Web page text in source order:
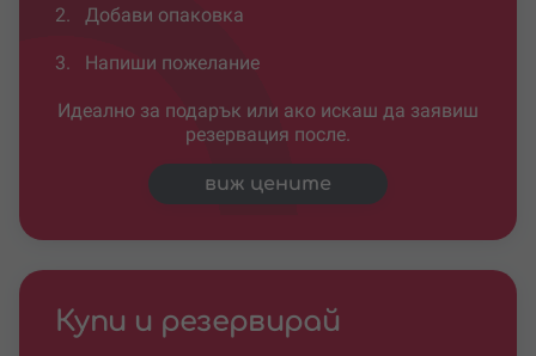
2. Добави опаковка
3. Напиши пожелание
Идеално за подарък или ако искаш да заявиш
резервация после.
виж цените
Купи и резервирай